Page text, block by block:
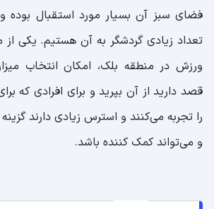
فضای سبز آن بسیار مورد استقبال بوده
تعداد زیادی گردشگر به آن هستیم. یکی
ورزش در منطقه بلک، امکان انتخاب
قصد دارید از آن بپرید و برای افرادی که
را تجربه می‌کنند و استرس زیادی دارند
و می‌تواند کمک کننده باشد.